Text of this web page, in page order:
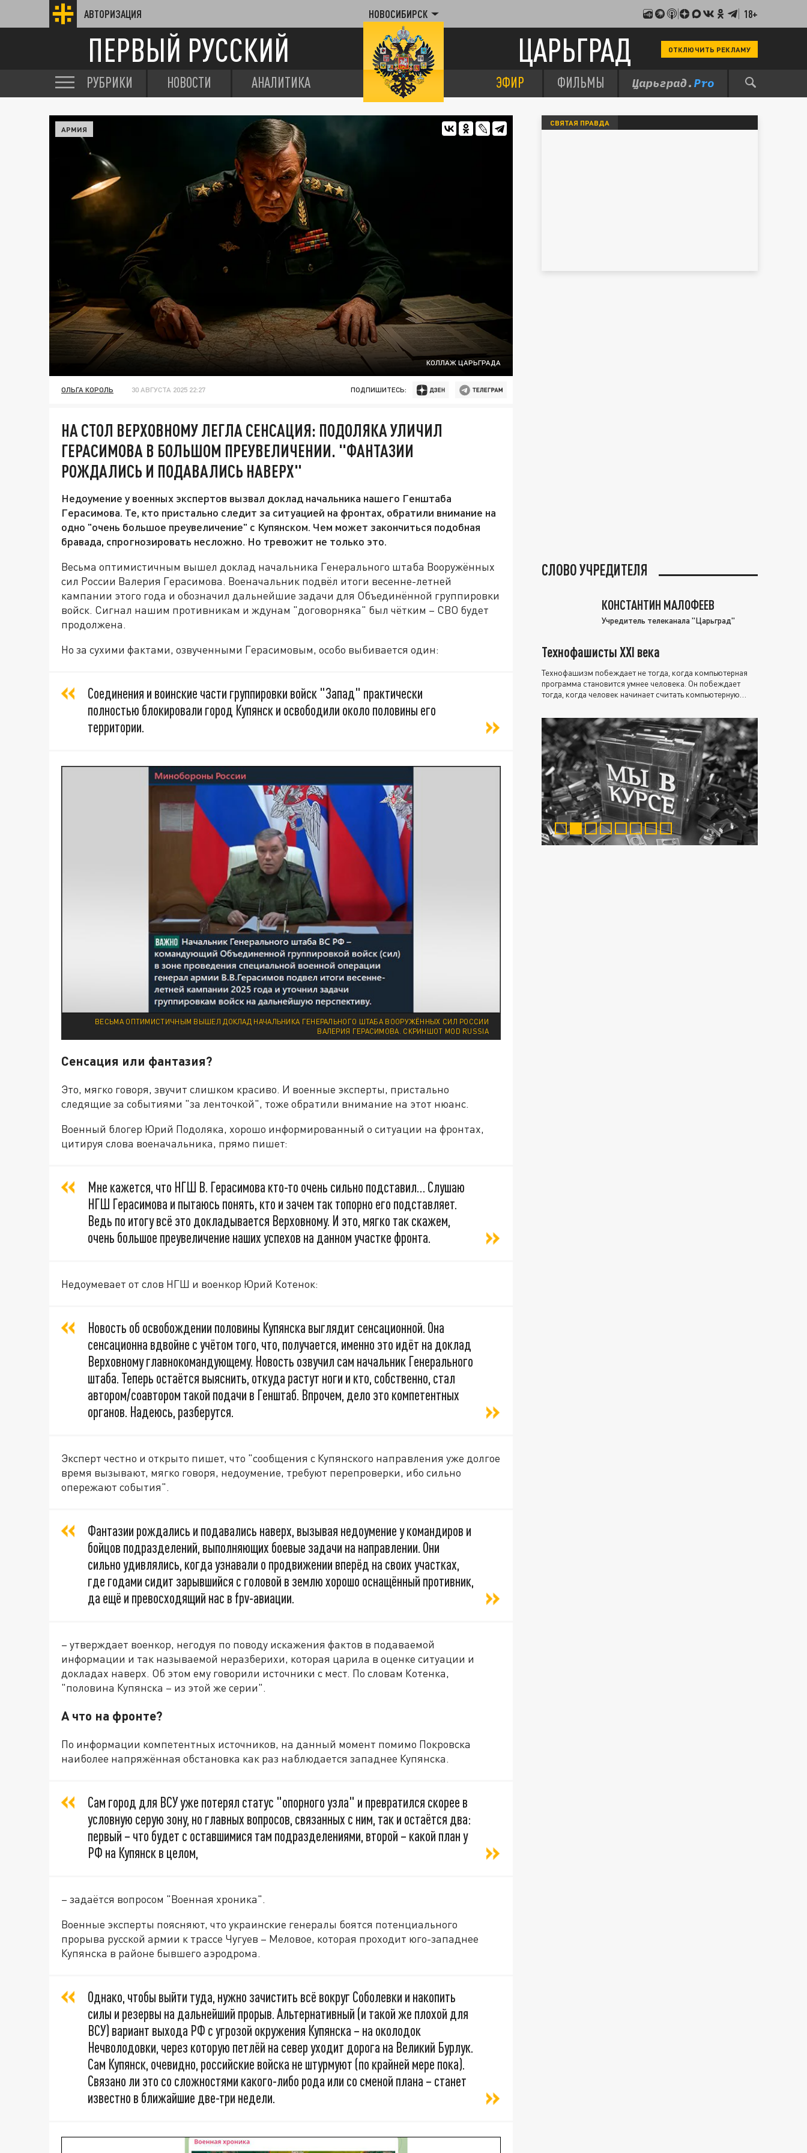
АВТОРИЗАЦИЯ НОВОСИБИРСК 18+
ПЕРВЫЙ РУССКИЙ ЦАРЬГРАД ОТКЛЮЧИТЬ РЕКЛАМУ
РУБРИКИ НОВОСТИ АНАЛИТИКА ЭФИР ФИЛЬМЫ
КОЛЛАЖ ЦАРЬГРАДА
АРМИЯ
ОЛЬГА КОРОЛЬ 30 АВГУСТА 2025 22:27 ПОДПИШИТЕСЬ:
НА СТОЛ ВЕРХОВНОМУ ЛЕГЛА СЕНСАЦИЯ: ПОДОЛЯКА УЛИЧИЛ
ГЕРАСИМОВА В БОЛЬШОМ ПРЕУВЕЛИЧЕНИИ. "ФАНТАЗИИ
РОЖДАЛИСЬ И ПОДАВАЛИСЬ НАВЕРХ"
Недоумение у военных экспертов вызвал доклад начальника нашего Генштаба
Герасимова. Те, кто пристально следит за ситуацией на фронтах, обратили внимание на
одно "очень большое преувеличение" с Купянском. Чем может закончиться подобная
бравада, спрогнозировать несложно. Но тревожит не только это.
Весьма оптимистичным вышел доклад начальника Генерального штаба Вооружённых
сил России Валерия Герасимова. Военачальник подвёл итоги весенне-летней
кампании этого года и обозначил дальнейшие задачи для Объединённой группировки
войск. Сигнал нашим противникам и ждунам "договорняка" был чётким – СВО будет
продолжена.
Но за сухими фактами, озвученными Герасимовым, особо выбивается один:
Соединения и воинские части группировки войск "Запад" практически
полностью блокировали город Купянск и освободили около половины его
территории.
ВЕСЬМА ОПТИМИСТИЧНЫМ ВЫШЕЛ ДОКЛАД НАЧАЛЬНИКА ГЕНЕРАЛЬНОГО ШТАБА ВООРУЖЁННЫХ СИЛ РОССИИ
ВАЛЕРИЯ ГЕРАСИМОВА. СКРИНШОТ MOD RUSSIA
Сенсация или фантазия?
Это, мягко говоря, звучит слишком красиво. И военные эксперты, пристально
следящие за событиями "за ленточкой", тоже обратили внимание на этот нюанс.
Военный блогер Юрий Подоляка, хорошо информированный о ситуации на фронтах,
цитируя слова военачальника, прямо пишет:
Мне кажется, что НГШ В. Герасимова кто-то очень сильно подставил… Слушаю
НГШ Герасимова и пытаюсь понять, кто и зачем так топорно его подставляет.
Ведь по итогу всё это докладывается Верховному. И это, мягко так скажем,
очень большое преувеличение наших успехов на данном участке фронта.
Недоумевает от слов НГШ и военкор Юрий Котенок:
Новость об освобождении половины Купянска выглядит сенсационной. Она
сенсационна вдвойне с учётом того, что, получается, именно это идёт на доклад
Верховному главнокомандующему. Новость озвучил сам начальник Генерального
штаба. Теперь остаётся выяснить, откуда растут ноги и кто, собственно, стал
автором/соавтором такой подачи в Генштаб. Впрочем, дело это компетентных
органов. Надеюсь, разберутся.
Эксперт честно и открыто пишет, что "сообщения с Купянского направления уже долгое
время вызывают, мягко говоря, недоумение, требуют перепроверки, ибо сильно
опережают события".
Фантазии рождались и подавались наверх, вызывая недоумение у командиров и
бойцов подразделений, выполняющих боевые задачи на направлении. Они
сильно удивлялись, когда узнавали о продвижении вперёд на своих участках,
где годами сидит зарывшийся с головой в землю хорошо оснащённый противник,
да ещё и превосходящий нас в fpv-авиации.
– утверждает военкор, негодуя по поводу искажения фактов в подаваемой
информации и так называемой неразберихи, которая царила в оценке ситуации и
докладах наверх. Об этом ему говорили источники с мест. По словам Котенка,
"половина Купянска – из этой же серии".
А что на фронте?
По информации компетентных источников, на данный момент помимо Покровска
наиболее напряжённая обстановка как раз наблюдается западнее Купянска.
Сам город для ВСУ уже потерял статус "опорного узла" и превратился скорее в
условную серую зону, но главных вопросов, связанных с ним, так и остаётся два:
первый – что будет с оставшимися там подразделениями, второй – какой план у
РФ на Купянск в целом,
– задаётся вопросом "Военная хроника".
Военные эксперты поясняют, что украинские генералы боятся потенциального
прорыва русской армии к трассе Чугуев – Меловое, которая проходит юго-западнее
Купянска в районе бывшего аэродрома.
Однако, чтобы выйти туда, нужно зачистить всё вокруг Соболевки и накопить
силы и резервы на дальнейший прорыв. Альтернативный (и такой же плохой для
ВСУ) вариант выхода РФ с угрозой окружения Купянска – на околодок
Нечволодовки, через которую петлёй на север уходит дорога на Великий Бурлук.
Сам Купянск, очевидно, российские войска не штурмуют (по крайней мере пока).
Связано ли это со сложностями какого-либо рода или со сменой плана – станет
известно в ближайшие две-три недели.
СВЯТАЯ ПРАВДА
СЛОВО УЧРЕДИТЕЛЯ
КОНСТАНТИН МАЛОФЕЕВ
Учредитель телеканала "Царьград"
Технофашисты XXI века
Технофашизм побеждает не тогда, когда компьютерная
программа становится умнее человека. Он побеждает
тогда, когда человек начинает считать компьютерную